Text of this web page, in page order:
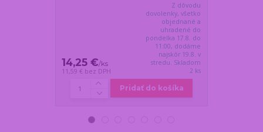
14,25 €/ks
11,59 € bez DPH
Z dôvodu
dovolenky, všetko
objednané a
uhradené do
pondelka 17.8. do
11:00, dodáme
najskôr 19.8. v
stredu. Skladom
2 ks
Pridať do košíka